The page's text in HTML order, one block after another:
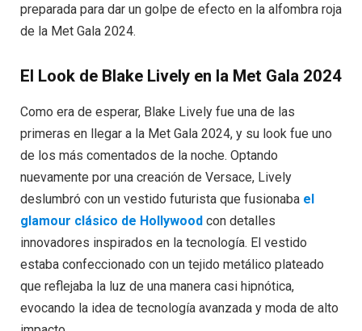
preparada para dar un golpe de efecto en la alfombra roja
de la Met Gala 2024.
El Look de Blake Lively en la Met Gala 2024
Como era de esperar, Blake Lively fue una de las
primeras en llegar a la Met Gala 2024, y su look fue uno
de los más comentados de la noche. Optando
nuevamente por una creación de Versace, Lively
deslumbró con un vestido futurista que fusionaba el
glamour clásico de Hollywood con detalles
innovadores inspirados en la tecnología. El vestido
estaba confeccionado con un tejido metálico plateado
que reflejaba la luz de una manera casi hipnótica,
evocando la idea de tecnología avanzada y moda de alto